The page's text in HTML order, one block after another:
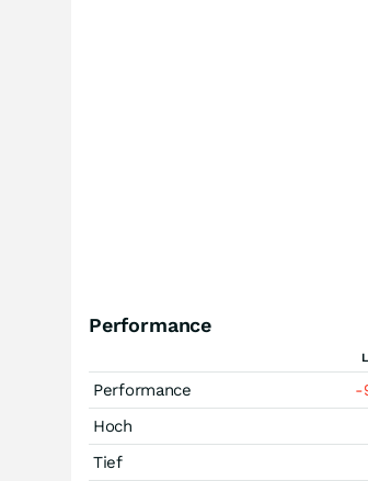
Performance
Performance -
Hoch
Tief